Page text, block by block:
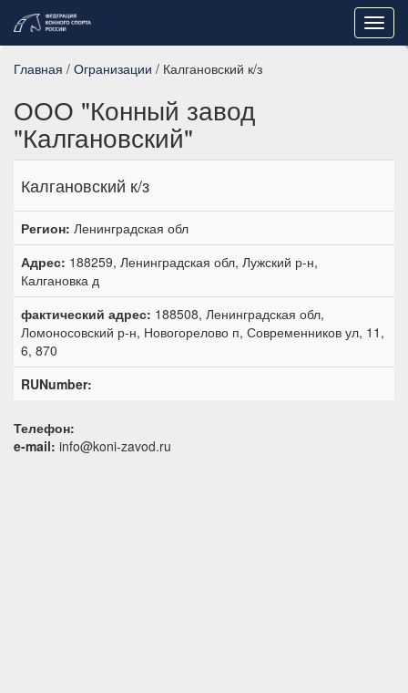
Главная / Огранизации / Калгановский к/з
ООО "Конный завод
"Калгановский"
Калгановский к/з
Регион: Ленинградская обл
Адрес: 188259, Ленинградская обл, Лужский р-н,
Калгановка д
фактический адрес: 188508, Ленинградская обл,
Ломоносовский р-н, Новогорелово п, Современников ул, 11,
6, 870
RUNumber:
Телефон:
e-mail: info@koni-zavod.ru